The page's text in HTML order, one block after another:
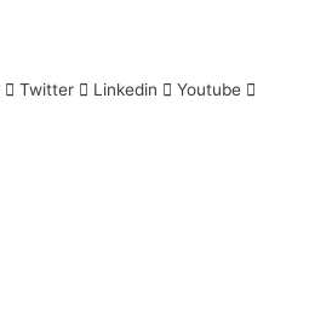
Twitter Linkedin
Youtube